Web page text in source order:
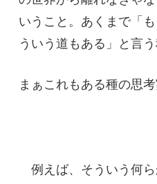
いうこと。あくまで「
ういう道もある」と言う
まぁこれもある種の思考
例えば、そういう何ら